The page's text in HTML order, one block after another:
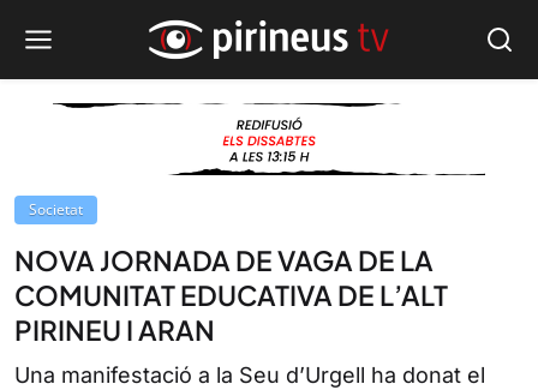
Societat
NOVA JORNADA DE VAGA DE LA
COMUNITAT EDUCATIVA DE L’ALT
PIRINEU I ARAN
Una manifestació a la Seu d’Urgell ha donat el